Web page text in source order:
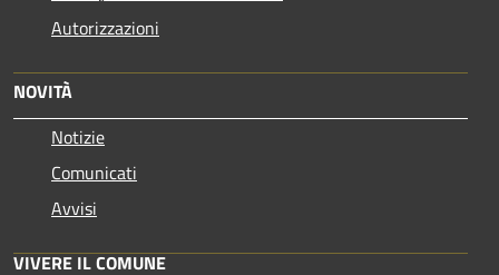
Autorizzazioni
NOVITÀ
Notizie
Comunicati
Avvisi
VIVERE IL COMUNE